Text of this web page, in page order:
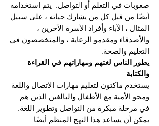
صعوبات في التعلم أو التواصل. يتم استخدامه
أيضًا من قبل كل من يشارك حياته ، على سبيل
المثال ، الآباء وأفراد الأسرة الآخرين ،
والأصدقاء ومقدمو الرعاية ، والمتخصصون في
التعليم والصحة.
يطور الناس لغتهم ومهاراتهم في القراءة
والكتابة
يستخدم ماكتون لتعليم مهارات الاتصال واللغة
ومحو الأمية مع الأطفال والبالغين الذين هم
في مرحلة مبكرة من التواصل وتطوير اللغة.
يمكن أن يساعد هذا النهج المنظم أيضًا